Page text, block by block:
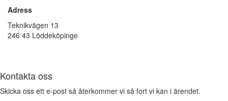
Adress
Teknikvägen 13
246 43 Löddeköpinge
Kontakta oss
Skicka oss ett e-post så återkommer vi så fort vi kan i ärendet.